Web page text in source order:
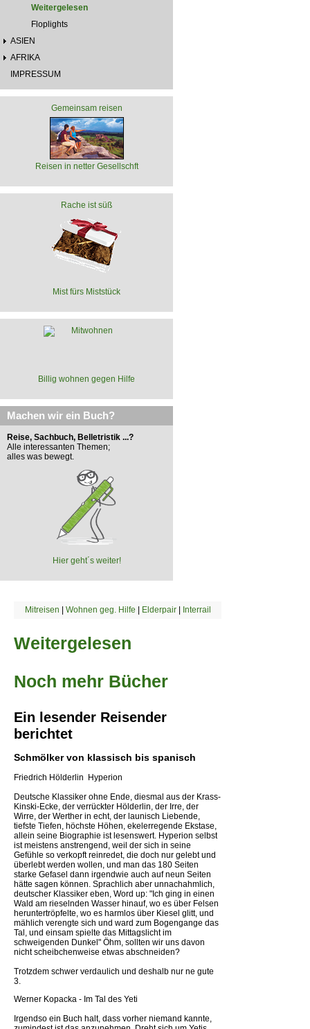
Weitergelesen
Floplights
ASIEN
AFRIKA
IMPRESSUM
Gemeinsam reisen
Reisen in netter Gesellschft
Rache ist süß
Mist fürs Miststück
Billig wohnen gegen Hilfe
Machen wir ein Buch?
Reise, Sachbuch, Belletristik ...?
Alle interessanten Themen;
alles was bewegt.
Hier geht´s weiter!
Mitreisen | Wohnen geg. Hilfe | Elderpair| Interrail
Weitergelesen
Noch mehr Bücher
Ein lesender Reisender
berichtet
Schmölker von klassisch bis spanisch
Friedrich Hölderlin  Hyperion
Deutsche Klassiker ohne Ende, diesmal aus der Krass-
Kinski-Ecke, der verrückter Hölderlin, der Irre, der
Wirre, der Werther in echt, der launisch Liebende,
tiefste Tiefen, höchste Höhen, ekelerregende Ekstase,
allein seine Biographie ist lesenswert. Hyperion selbst
ist meistens anstrengend, weil der sich in seine
Gefühle so verkopft reinredet, die doch nur gelebt und
überlebt werden wollen, und man das 180 Seiten
starke Gefasel dann irgendwie auch auf neun Seiten
hätte sagen können. Sprachlich aber unnachahmlich,
deutscher Klassiker eben, Word up: "Ich ging in einen
Wald am rieselnden Wasser hinauf, wo es über Felsen
heruntertröpfelte, wo es harmlos über Kiesel glitt, und
mählich verengte sich und ward zum Bogengange das
Tal, und einsam spielte das Mittagslicht im
schweigenden Dunkel" Öhm, sollten wir uns davon
nicht scheibchenweise etwas abschneiden?
Trotzdem schwer verdaulich und deshalb nur ne gute
3.
Werner Kopacka - Im Tal des Yeti
Irgendso ein Buch halt, dass vorher niemand kannte,